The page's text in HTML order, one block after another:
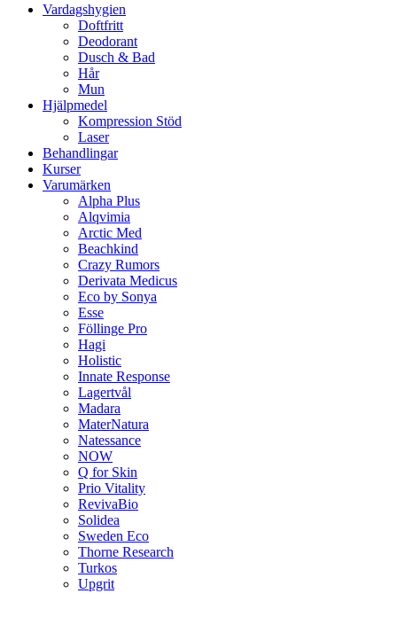
Vardagshygien
Doftfritt
Deodorant
Dusch & Bad
Hår
Mun
Hjälpmedel
Kompression Stöd
Laser
Behandlingar
Kurser
Varumärken
Alpha Plus
Alqvimia
Arctic Med
Beachkind
Crazy Rumors
Derivata Medicus
Eco by Sonya
Esse
Föllinge Pro
Hagi
Holistic
Innate Response
Lagertvål
Madara
MaterNatura
Natessance
NOW
Q for Skin
Prio Vitality
RevivaBio
Solidea
Sweden Eco
Thorne Research
Turkos
Upgrit